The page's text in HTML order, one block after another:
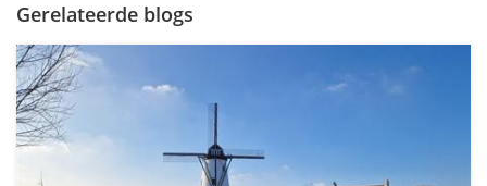
Gerelateerde blogs